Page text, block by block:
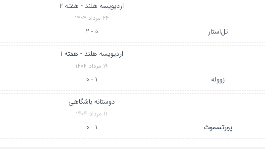
اردیویسه هلند - هفته 2
۲۴ مرداد ۱۴۰۴
تل‌استار 0 - 2
اردیویسه هلند - هفته 1
۱۹ مرداد ۱۴۰۴
زووله 1 - 0
دوستانه باشگاهی
۱۱ مرداد ۱۴۰۴
پورتسموث 1 - 0